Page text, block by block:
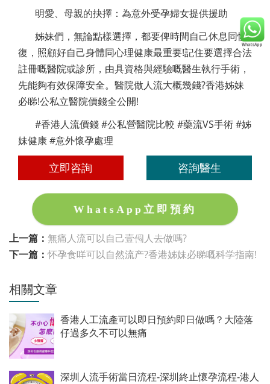
明愛、母親的抉擇：為意外受孕婦女提供援助
姊妹們，無論點樣選擇，都要俾時間自己休息同恢
復，照顧好自己身體同心理健康最重要!記住要選擇合法
註冊嘅醫院或診所，由具資格與經驗嘅醫生執行手術，
先能夠有效保障安全。醫院做人流大概幾錢?香港姊妹
必睇!公私立醫院價錢全公開!
#香港人流價錢 #公私營醫院比較 #藥流VS手術 #姊
妹健康 #意外懷孕處理
立即咨詢 咨詢醫生
WhatsApp立即預約
上一篇： 無痛人流可以自己壹個人去做嗎?
下一篇：怀孕食咩可以自然流产?香港姊妹必睇嘅科学指南!
相關文章
香港人工流產可以即日預約即日做嗎？大陸落
仔過多久不可以無痛
深圳人流手術當日流程-深圳終止懷孕流程-港人